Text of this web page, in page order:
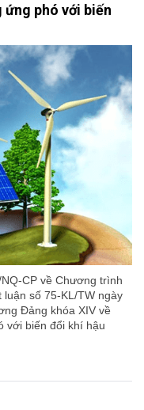
ứng phó với biến
CP về Chương trình
số 75-KL/TW ngày
Đảng khóa XIV về
với biến đổi khí hậu